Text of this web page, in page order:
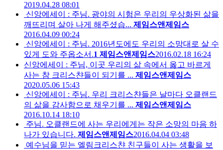
2019.04.28 08:01
신앙에세이 : 주님. 광야의 시험은 우리의 우상화된 삶을
깨뜨리며 살아 나게 해주셨습... 제임스앤제임스
2016.04.09 00:24
신앙에세이 : 주님. 2016년도에도 우리의 소망대로 살 수
있게 도와 주옵소서.1 제임스앤제임스2016.02.18 16:24
신앙에세이 : 주님, 이곳 우리의 삶 속에서 옳고 바르게
사는 참 크리스챤들이 되기를 ... 제임스앤제임스
2020.05.06 15:43
신앙에세이 : 주님. 우리 크리스챤들은 날마다 오클랜드
의 삶을 감사함으로 채우기를 ... 제임스앤제임스
2016.10.14 18:10
주님. 오클랜드에 사는 우리에게는 작은 소망의 마음 하
나가 있습니다. 제임스앤제임스2016.04.04 03:48
예수님을 믿는 엘림크리스챤 친구들이 사는 생활을 보